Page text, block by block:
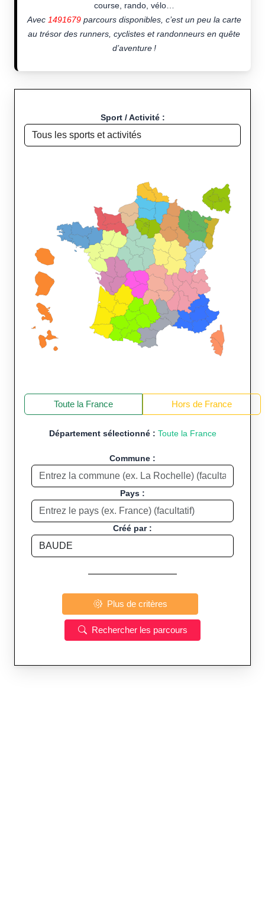
course, rando, vélo…
Avec 1491679parcours disponibles, c’est un peu la carte
au trésor des runners, cyclistes et randonneurs en quête
d’aventure !
Sport / Activité :
Toute la France Hors de France
Département sélectionné : Toute la France
Commune :
Pays :
Créé par :
Plus de critères
Rechercher les parcours